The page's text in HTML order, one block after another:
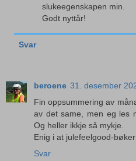
slukeegenskapen min.
Godt nyttår!
Svar
beroene 31. desember
Fin oppsummering av
av det same, men eg les
Og heller ikkje så mykje.
Enig i at julefeelgood-
Svar